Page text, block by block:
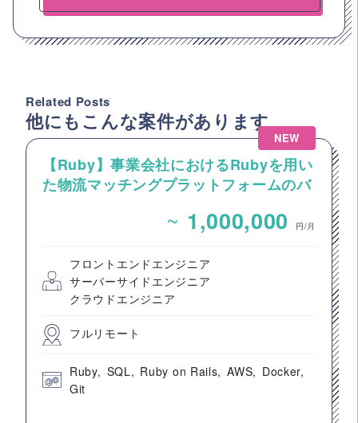
Related Posts
他にもこんな案件があります
NEW
【Ruby】事業会社におけるRubyを用い
た物流マッチングプラットフォームのバ
~ 1,000,000 円/月
フロントエンドエンジニア
サーバーサイドエンジニア
クラウドエンジニア
フルリモート
Ruby SQL Ruby on Rails AWS
Docker
Git